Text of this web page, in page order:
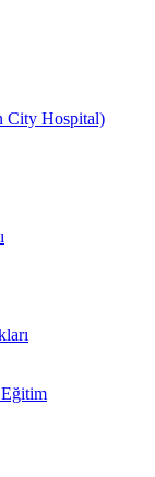
City Hospital)